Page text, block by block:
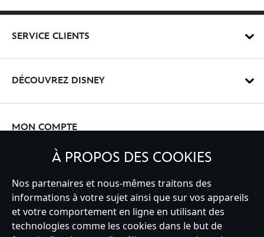
SERVICE CLIENTS
DÉCOUVREZ DISNEY
MON COMPTE
À PROPOS DES COOKIES
Nos partenaires et nous-mêmes traitons des
informations à votre sujet ainsi que sur vos appareils
et votre comportement en ligne en utilisant des
technologies comme les cookies dans le but de